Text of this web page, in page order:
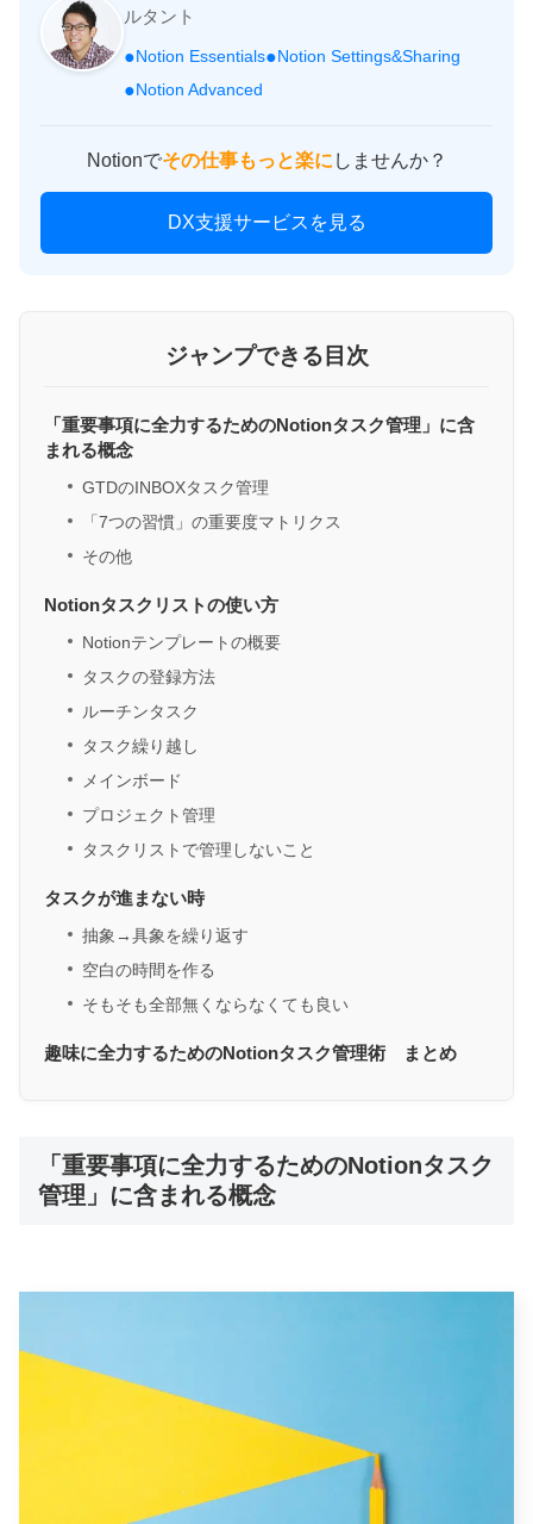
ルタント
●Notion Essentials●Notion Settings&Sharing
●Notion Advanced
Notionでその仕事もっと楽に しませんか？
DX支援サービスを見る
ジャンプできる目次
「重要事項に全力するためのNotionタスク管理」に含
まれる概念
GTDのINBOXタスク管理
「7つの習慣」の重要度マトリクス
その他
Notionタスクリストの使い方
Notionテンプレートの概要
タスクの登録方法
ルーチンタスク
タスク繰り越し
メインボード
プロジェクト管理
タスクリストで管理しないこと
タスクが進まない時
抽象→具象を繰り返す
空白の時間を作る
そもそも全部無くならなくても良い
趣味に全力するためのNotionタスク管理術 まとめ
「重要事項に全力するためのNotionタスク
管理」に含まれる概念